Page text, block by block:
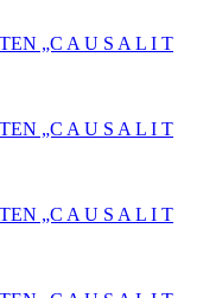
„C A U S A L I T
„C A U S A L I T
„C A U S A L I T